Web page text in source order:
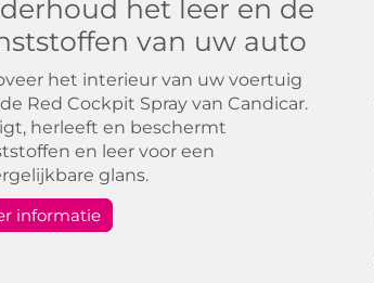
het leer en de
van uw auto
het interieur van uw voertuig
Red Cockpit Spray van Candicar.
herleeft en beschermt
en leer voor een
glans.
informatie